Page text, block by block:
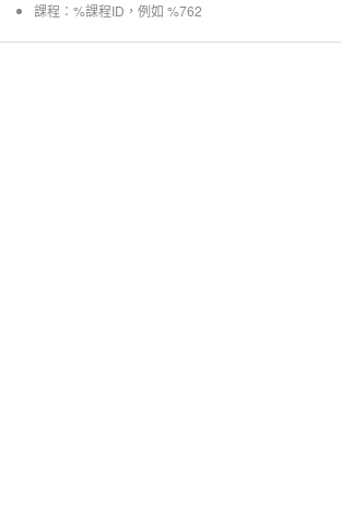
課程：%課程ID，例如 %762